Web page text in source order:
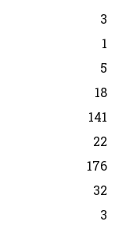
3
1
5
18
141
22
176
32
3